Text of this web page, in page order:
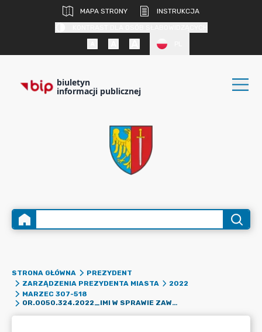
MAPA STRONY
INSTRUKCJA
biuletyn
informacji publicznej
STRONA GŁÓWNA
PREZYDENT
ZARZĄDZENIA PREZYDENTA MIASTA
2022
MARZEC 307-518
OR.0050.324.2022_IMI W SPRAWIE ZAWARCIA UMOWY Z WYBRANYM WYKONAWCĄ W POSTĘPOWANIU PROWADZONYM W TRYBIE PODSTAWOWYM NA UTRZYMANIE I KONSERWACJĘ TERENÓW ZIELONYCH NA TERENIE GMINY MIEJSKIEJ ŻORY W 2022 R. - ETAP I